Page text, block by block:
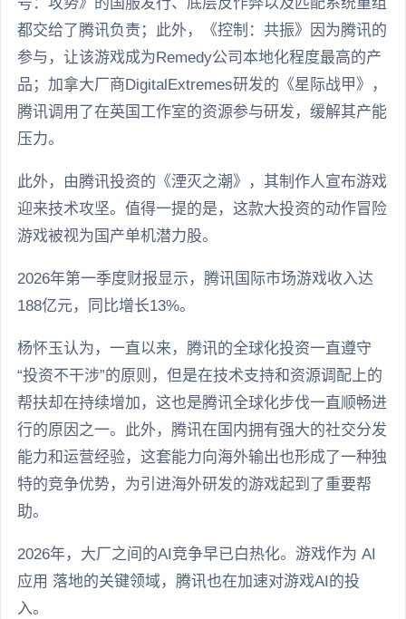
都交给了腾讯负责；此外，《控制：共振》因为腾讯的
参与，让该游戏成为Remedy公司本地化程度最高的产
品；加拿大厂商DigitalExtremes研发的《星际战甲》，
腾讯调用了在英国工作室的资源参与研发，缓解其产能
压力。
此外，由腾讯投资的《湮灭之潮》，其制作人宣布游戏
迎来技术攻坚。值得一提的是，这款大投资的动作冒险
游戏被视为国产单机潜力股。
2026年第一季度财报显示，腾讯国际市场游戏收入达
188亿元，同比增长13%。
杨怀玉认为，一直以来，腾讯的全球化投资一直遵守
“投资不干涉”的原则，但是在技术支持和资源调配上的
帮扶却在持续增加，这也是腾讯全球化步伐一直顺畅进
行的原因之一。此外，腾讯在国内拥有强大的社交分发
能力和运营经验，这套能力向海外输出也形成了一种独
特的竞争优势，为引进海外研发的游戏起到了重要帮
助。
2026年，大厂之间的AI竞争早已白热化。游戏作为 AI
应用 落地的关键领域，腾讯也在加速对游戏AI的投
入。